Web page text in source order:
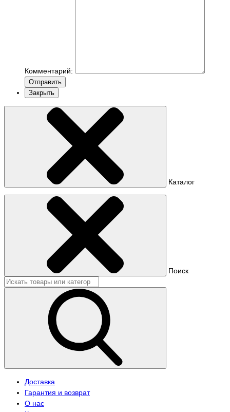
Комментарий:
Отправить
Закрыть
Каталог
Поиск
Доставка
Гарантия и возврат
О нас